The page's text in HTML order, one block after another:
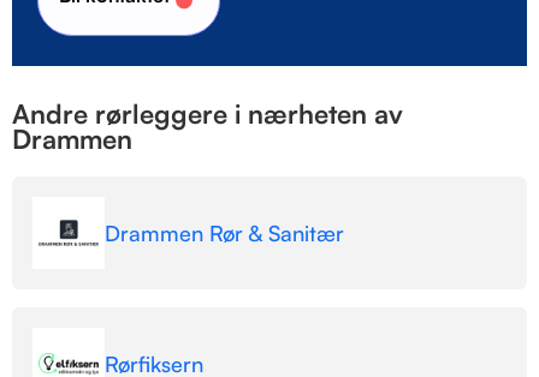
Andre rørleggere i nærheten av
Drammen
Drammen Rør & Sanitær
Rørfiksern